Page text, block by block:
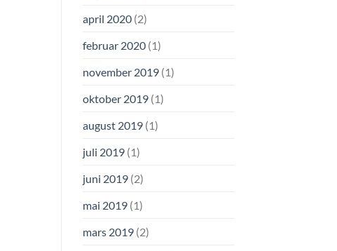
april 2020(2)
februar 2020(1)
november 2019(1)
oktober 2019(1)
august 2019(1)
juli 2019(1)
juni 2019(2)
mai 2019(1)
mars 2019(2)